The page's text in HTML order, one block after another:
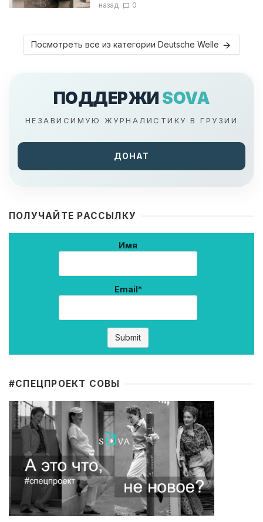
назад
0
Посмотреть все из категории Deutsche Welle
ПОДДЕРЖИ SOVA
НЕЗАВИСИМУЮ ЖУРНАЛИСТИКУ В ГРУЗИИ
ДОНАТ
ПОЛУЧАЙТЕ РАССЫЛКУ
Имя
Email*
#CПЕЦПРОЕКТ СОВЫ